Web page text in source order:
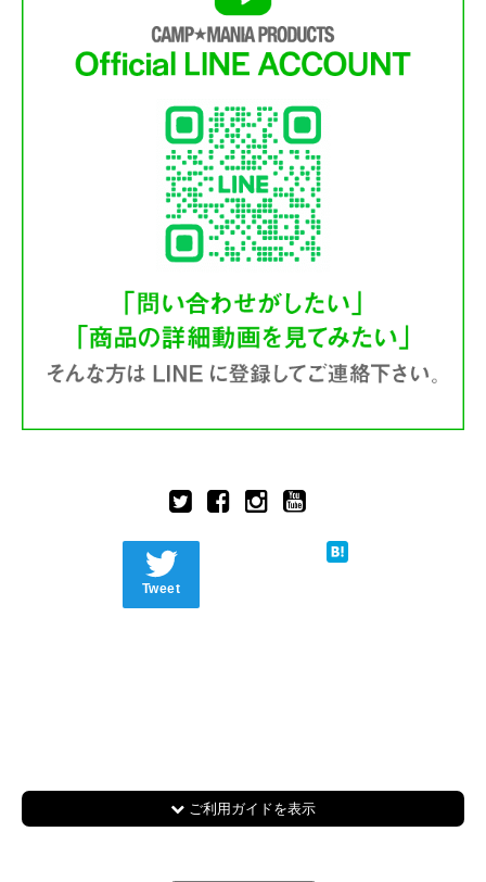
Tweet
ご利用ガイドを表示